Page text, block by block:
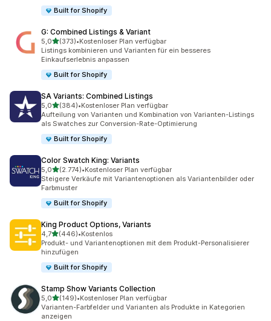
Built for Shopify
G: Combined Listings & Variant
5,0von 5 Sternen
(373)
373 Rezensionen insgesamt
•Kostenloser Plan verfügbar
Listings kombinieren und Varianten für ein besseres
Einkaufserlebnis anpassen
Built for Shopify
SA Variants: Combined Listings
5,0von 5 Sternen
(384)
384 Rezensionen insgesamt
•Kostenloser Plan verfügbar
Aufteilung von Varianten und Kombination von Varianten-Listings
als Swatches zur Conversion-Rate-Optimierung
Built for Shopify
Color Swatch King: Variants
5,0von 5 Sternen
(2.774)
2774 Rezensionen insgesamt
•Kostenloser Plan verfügbar
Steigere Verkäufe mit Variantenoptionen als Variantenbilder oder
Farbmuster
Built for Shopify
King Product Options, Variants
4,7von 5 Sternen
(446)
446 Rezensionen insgesamt
•Kostenlos
Produkt- und Variantenoptionen mit dem Produkt-Personalisierer
hinzufügen
Built for Shopify
Stamp Show Variants Collection
5,0von 5 Sternen
(149)
149 Rezensionen insgesamt
•Kostenloser Plan verfügbar
Varianten-Farbfelder und Varianten als Produkte in Kategorien
anzeigen